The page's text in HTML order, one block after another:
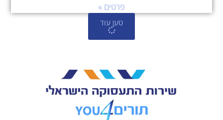
פרטים »
טען עוד